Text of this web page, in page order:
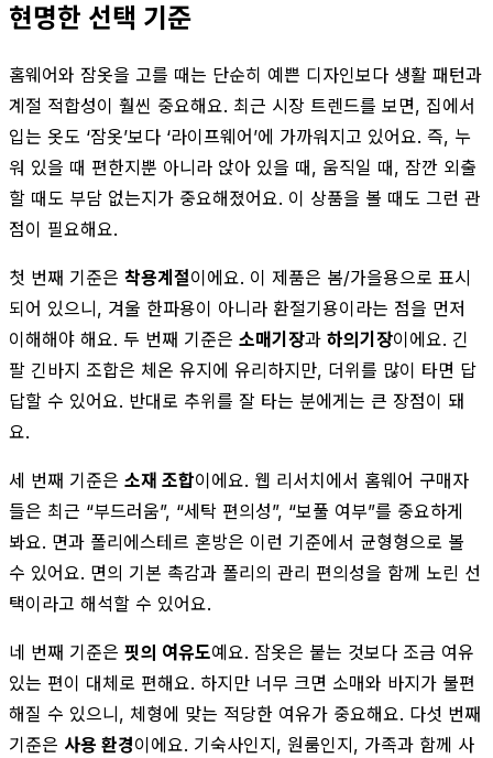
현명한 선택 기준
홈웨어와 잠옷을 고를 때는 단순히 예쁜 디자인보다 생활 패턴과
계절 적합성이 훨씬 중요해요. 최근 시장 트렌드를 보면, 집에서
입는 옷도 ‘잠옷’보다 ‘라이프웨어’에 가까워지고 있어요. 즉, 누
워 있을 때 편한지뿐 아니라 앉아 있을 때, 움직일 때, 잠깐 외출
할 때도 부담 없는지가 중요해졌어요. 이 상품을 볼 때도 그런 관
점이 필요해요.
첫 번째 기준은 착용계절이에요. 이 제품은 봄/가을용으로 표시
되어 있으니, 겨울 한파용이 아니라 환절기용이라는 점을 먼저
이해해야 해요. 두 번째 기준은 소매기장과 하의기장이에요. 긴
팔 긴바지 조합은 체온 유지에 유리하지만, 더위를 많이 타면 답
답할 수 있어요. 반대로 추위를 잘 타는 분에게는 큰 장점이 돼
요.
세 번째 기준은 소재 조합이에요. 웹 리서치에서 홈웨어 구매자
들은 최근 “부드러움”, “세탁 편의성”, “보풀 여부”를 중요하게
봐요. 면과 폴리에스테르 혼방은 이런 기준에서 균형형으로 볼
수 있어요. 면의 기본 촉감과 폴리의 관리 편의성을 함께 노린 선
택이라고 해석할 수 있어요.
네 번째 기준은 핏의 여유도예요. 잠옷은 붙는 것보다 조금 여유
있는 편이 대체로 편해요. 하지만 너무 크면 소매와 바지가 불편
해질 수 있으니, 체형에 맞는 적당한 여유가 중요해요. 다섯 번째
기준은 사용 환경이에요. 기숙사인지, 원룸인지, 가족과 함께 사